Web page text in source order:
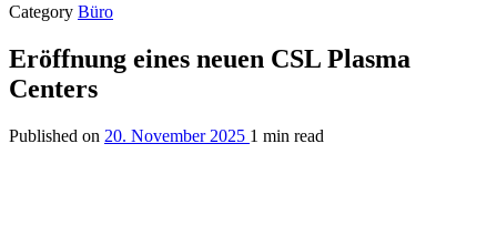
Category Büro
Eröffnung eines neuen CSL Plasma
Centers
Published on 20. November 2025 1 min read